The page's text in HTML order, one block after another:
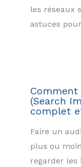
les réseaux
astuces
Comment
(Search
complet
Faire un
plus ou
regarder les